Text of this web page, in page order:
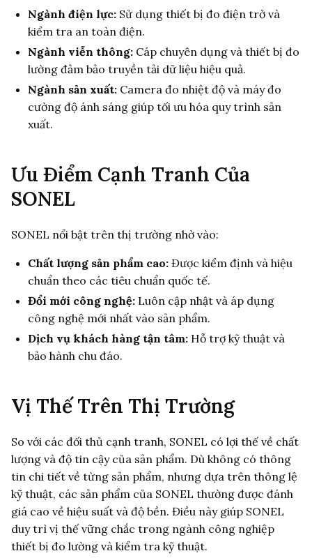
Ngành điện lực: Sử dụng thiết bị đo điện trở và
kiểm tra an toàn điện.
Ngành viễn thông: Cáp chuyên dụng và thiết bị đo
lường đảm bảo truyền tải dữ liệu hiệu quả.
Ngành sản xuất: Camera đo nhiệt độ và máy đo
cường độ ánh sáng giúp tối ưu hóa quy trình sản
xuất.
Ưu Điểm Cạnh Tranh Của
SONEL
SONEL nổi bật trên thị trường nhờ vào:
Chất lượng sản phẩm cao: Được kiểm định và hiệu
chuẩn theo các tiêu chuẩn quốc tế.
Đổi mới công nghệ: Luôn cập nhật và áp dụng
công nghệ mới nhất vào sản phẩm.
Dịch vụ khách hàng tận tâm: Hỗ trợ kỹ thuật và
bảo hành chu đáo.
Vị Thế Trên Thị Trường
So với các đối thủ cạnh tranh, SONEL có lợi thế về chất
lượng và độ tin cậy của sản phẩm. Dù không có thông
tin chi tiết về từng sản phẩm, nhưng dựa trên thông lệ
kỹ thuật, các sản phẩm của SONEL thường được đánh
giá cao về hiệu suất và độ bền. Điều này giúp SONEL
duy trì vị thế vững chắc trong ngành công nghiệp
thiết bị đo lường và kiểm tra kỹ thuật.